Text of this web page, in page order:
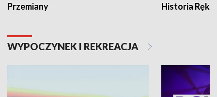
Przemiany Historia Ręką
WYPOCZYNEK I REKREACJA